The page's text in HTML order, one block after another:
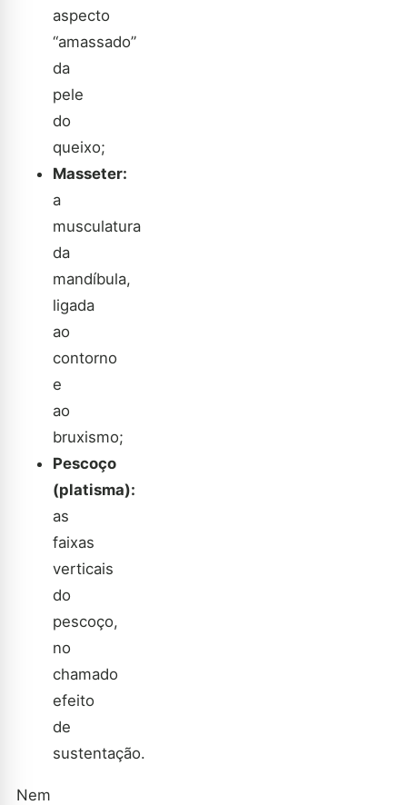
aspecto
“amassado”
da
pele
do
queixo;
Masseter:
a
musculatura
da
mandíbula,
ligada
ao
contorno
e
ao
bruxismo;
Pescoço
(platisma):
as
faixas
verticais
do
pescoço,
no
chamado
efeito
de
sustentação.
Nem